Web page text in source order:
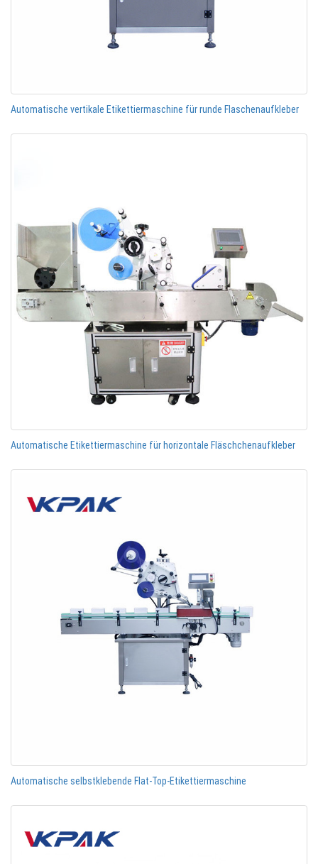
Automatische vertikale Etikettiermaschine für runde Flaschenaufkleber
Automatische Etikettiermaschine für horizontale Fläschchenaufkleber
Automatische selbstklebende Flat-Top-Etikettiermaschine